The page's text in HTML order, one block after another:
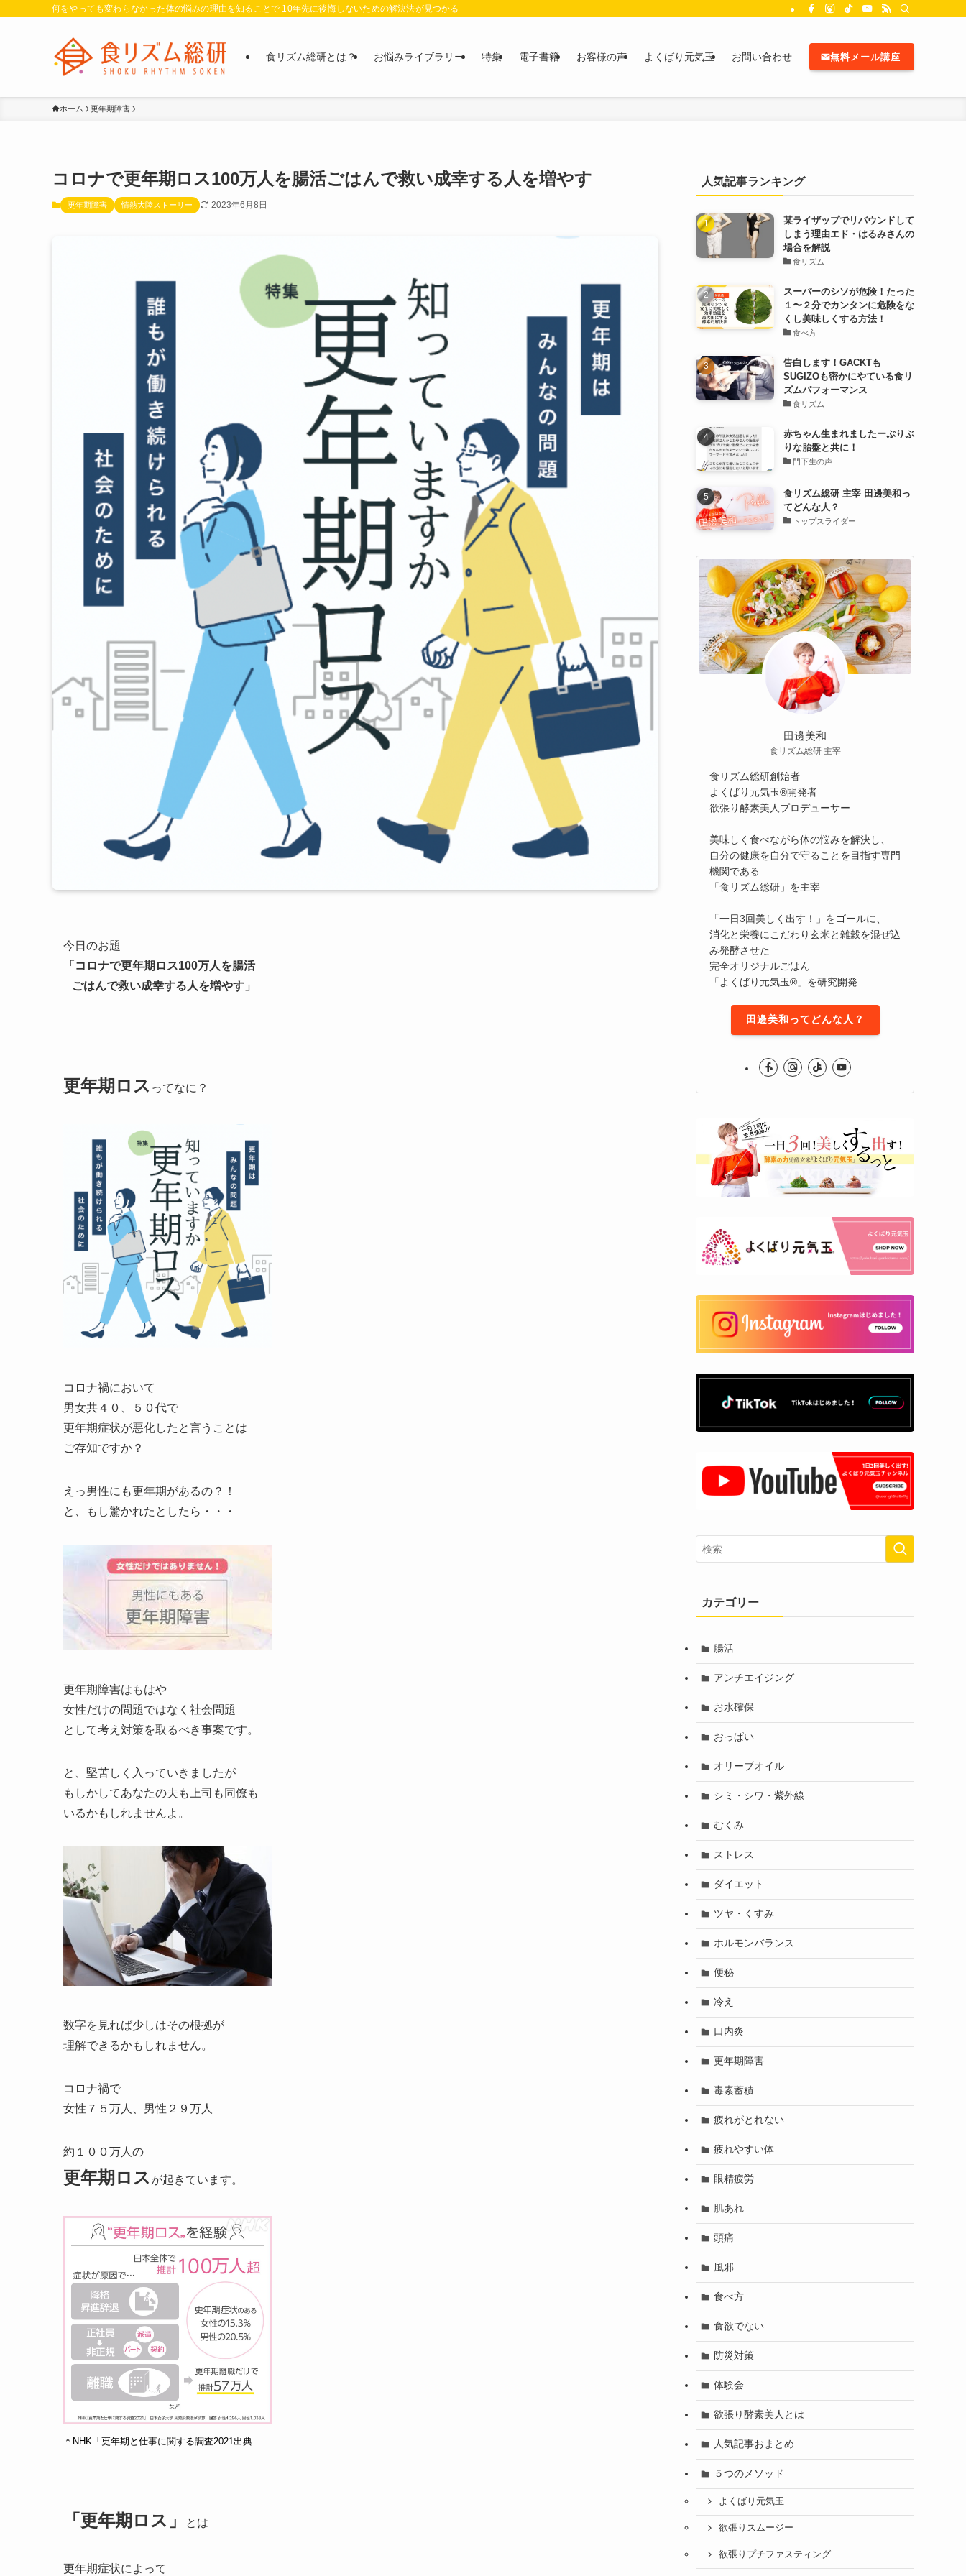
何をやっても変わらなかった体の悩みの理由を知ることで 10年先に後悔しないための解決法が見つかる
食リズム総研とは？ お悩みライブラリー 特集 電子書籍 お客様の声 よくばり元気玉 お問い合わせ 無料メール講座
ホーム 更年期障害
コロナで更年期ロス100万人を腸活ごはんで救い成幸する人を増やす
更年期障害 情熱大陸ストーリー 2023年6月8日
今日のお題
「コロナで更年期ロス100万人を腸活
ごはんで救い成幸する人を増やす」
更年期ロス ってなに？
コロナ禍において
男女共４０、５０代で
更年期症状が悪化したと言うことは
ご存知ですか？
えっ男性にも更年期があるの？！
と、もし驚かれたとしたら・・・
更年期障害はもはや
女性だけの問題ではなく社会問題
として考え対策を取るべき事案です。
と、堅苦しく入っていきましたが
もしかしてあなたの夫も上司も同僚も
いるかもしれませんよ。
数字を見れば少しはその根拠が
理解できるかもしれません。
コロナ禍で
女性７５万人、男性２９万人
約１００万人の
更年期ロス が起きています。
＊NHK「更年期と仕事に関する調査2021出典
「更年期ロス」 とは
更年期症状によって
人気記事ランキング
某ライザップでリバウンドして
しまう理由エド・はるみさんの
場合を解説
食リズム
スーパーのシソが危険！たった
１〜２分でカンタンに危険をな
くし美味しくする方法！
食べ方
告白します！GACKTも
SUGIZOも密かにやている食リ
ズムパフォーマンス
食リズム
赤ちゃん生まれましたーぷりぷ
りな胎盤と共に！
門下生の声
食リズム総研 主宰 田邊美和っ
てどんな人？
トップスライダー
田邊美和
食リズム総研 主宰
食リズム総研創始者
よくばり元気玉®開発者
欲張り酵素美人プロデューサー
美味しく食べながら体の悩みを解決し、
自分の健康を自分で守ることを目指す専門
機関である
「食リズム総研」を主宰
「一日3回美しく出す！」をゴールに、
消化と栄養にこだわり玄米と雑穀を混ぜ込
み発酵させた
完全オリジナルごはん
「よくばり元気玉®」を研究開発
田邊美和ってどんな人？
カテゴリー
腸活
アンチエイジング
お水確保
おっぱい
オリーブオイル
シミ・シワ・紫外線
むくみ
ストレス
ダイエット
ツヤ・くすみ
ホルモンバランス
便秘
冷え
口内炎
更年期障害
毒素蓄積
疲れがとれない
疲れやすい体
眼精疲労
肌あれ
頭痛
風邪
食べ方
食欲でない
防災対策
体験会
欲張り酵素美人とは
人気記事おまとめ
５つのメソッド
よくばり元気玉
欲張りスムージー
欲張りプチファスティング